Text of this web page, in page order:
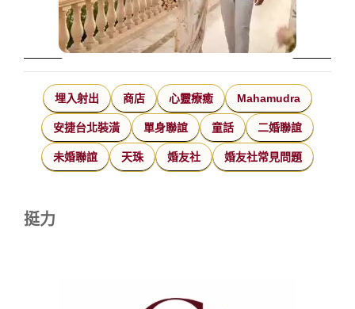
埋入射出 商店 心靈療癒 Mahamudra
安捷台北裝潢 單身聯誼 童話 二婚聯誼
未婚聯誼 天珠 婚友社 婚友社常見問題
挺力